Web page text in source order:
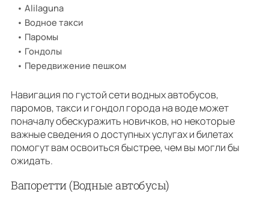
Alilaguna
Водное такси
Паромы
Гондолы
Передвижение пешком
Навигация по густой сети водных автобусов,
паромов, такси и гондол города на воде может
поначалу обескуражить новичков, но некоторые
важные сведения о доступных услугах и билетах
помогут вам освоиться быстрее, чем вы могли бы
ожидать.
Вапоретти (Водные автобусы)